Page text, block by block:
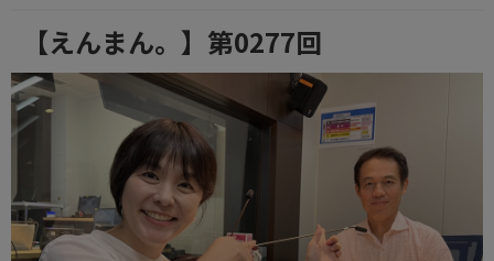
【えんまん。】第0277回